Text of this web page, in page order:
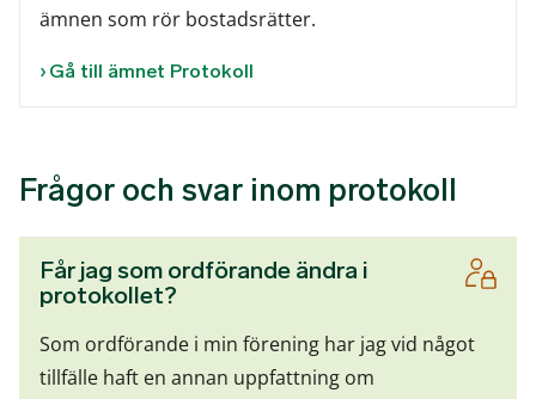
ämnen som rör bostadsrätter.
Gå till ämnet Protokoll
Frågor och svar inom protokoll
Får jag som ordförande ändra i
protokollet?
Som ordförande i min förening har jag vid något
tillfälle haft en annan uppfattning om